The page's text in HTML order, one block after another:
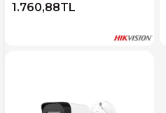
1.760,88TL